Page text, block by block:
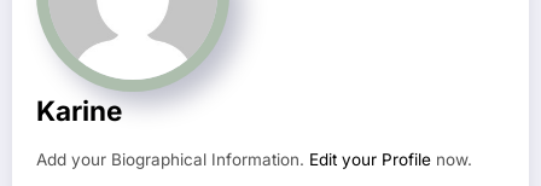
Karine
Add your Biographical Information. Edit your Profile now.